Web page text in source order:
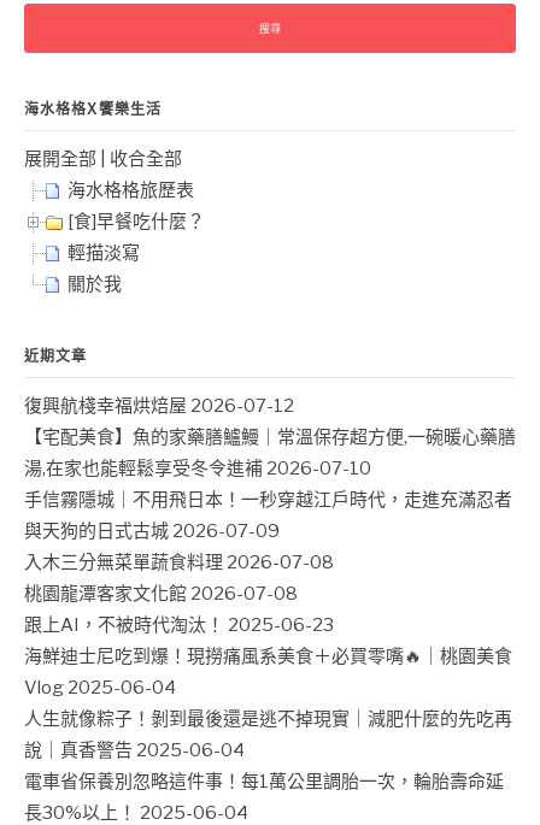
字:
海水格格X饗樂生活
展開全部
收合全部
海水格格旅歷表
[食]早餐吃什麼？
輕描淡寫
關於我
近期文章
復興航棧幸福烘焙屋 2026-07-12
【宅配美食】魚的家藥膳鱸鰻｜常溫保存超方便,一碗暖心藥膳
湯,在家也能輕鬆享受冬令進補 2026-07-10
手信霧隱城｜不用飛日本！一秒穿越江戶時代，走進充滿忍者
與天狗的日式古城 2026-07-09
入木三分無菜單蔬食料理 2026-07-08
桃園龍潭客家文化館 2026-07-08
跟上AI，不被時代淘汰！ 2025-06-23
海鮮迪士尼吃到爆！現撈痛風系美食＋必買零嘴🔥｜桃園美食
Vlog 2025-06-04
人生就像粽子！剝到最後還是逃不掉現實｜減肥什麼的先吃再
說｜真香警告 2025-06-04
電車省保養別忽略這件事！每1萬公里調胎一次，輪胎壽命延
長30%以上！ 2025-06-04